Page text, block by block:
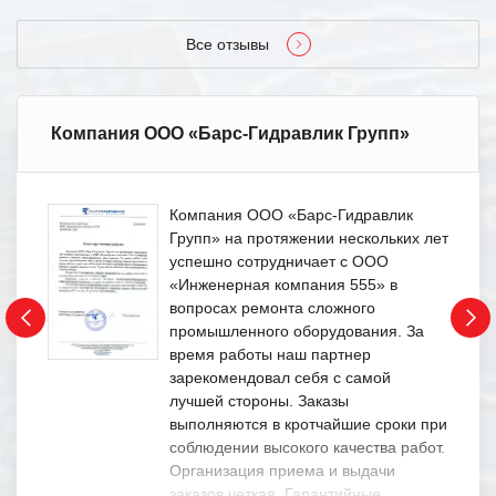
Все отзывы
Компания ООО «Барс-Гидравлик Групп»
Компания ООО «Барс-Гидравлик
Групп» на протяжении нескольких лет
успешно сотрудничает с ООО
«Инженерная компания 555» в
вопросах ремонта сложного
промышленного оборудования. За
время работы наш партнер
зарекомендовал себя с самой
лучшей стороны. Заказы
выполняются в кротчайшие сроки при
соблюдении высокого качества работ.
Организация приема и выдачи